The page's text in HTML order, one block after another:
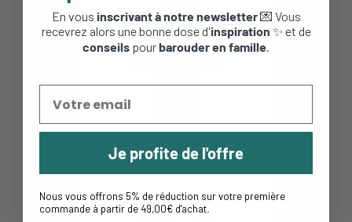
Apaisant piqures de moustique -
Néobulle - Huile...
En vous inscrivant à notre newsletter💌 Vous
recevrez alors une bonne dose d'inspiration ✨ et de
conseils pourbarouder en famille.
Je profite de l'offre
Nous vous offrons 5% de réduction sur votre première
commande à partir de 49,00€ d'achat.